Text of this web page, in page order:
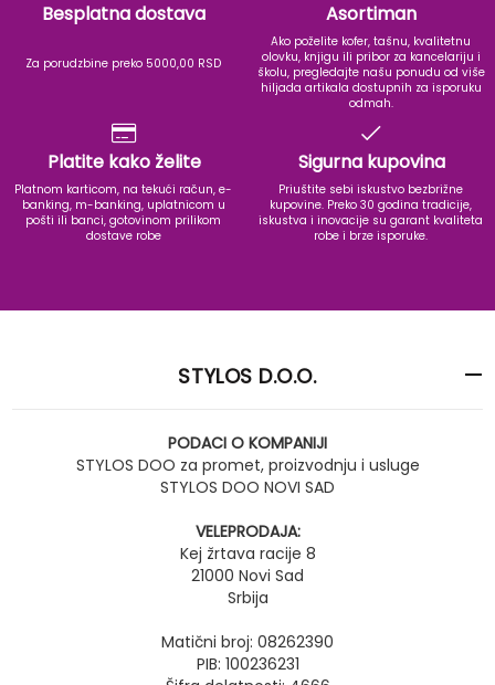
Besplatna dostava
Za porudzbine preko 5000,00 RSD
Asortiman
Ako poželite kofer, tašnu, kvalitetnu
olovku, knjigu ili pribor za kancelariju i
školu, pregledajte našu ponudu od više
hiljada artikala dostupnih za isporuku
odmah.
Platite kako želite
Platnom karticom, na tekući račun, e-
banking, m-banking, uplatnicom u
pošti ili banci, gotovinom prilikom
dostave robe
Sigurna kupovina
Priuštite sebi iskustvo bezbrižne
kupovine. Preko 30 godina tradicije,
iskustva i inovacije su garant kvaliteta
robe i brze isporuke.
STYLOS D.O.O.
PODACI O KOMPANIJI
STYLOS DOO za promet, proizvodnju i usluge
STYLOS DOO NOVI SAD
VELEPRODAJA:
Kej žrtava racije 8
21000 Novi Sad
Srbija
Matični broj: 08262390
PIB: 100236231